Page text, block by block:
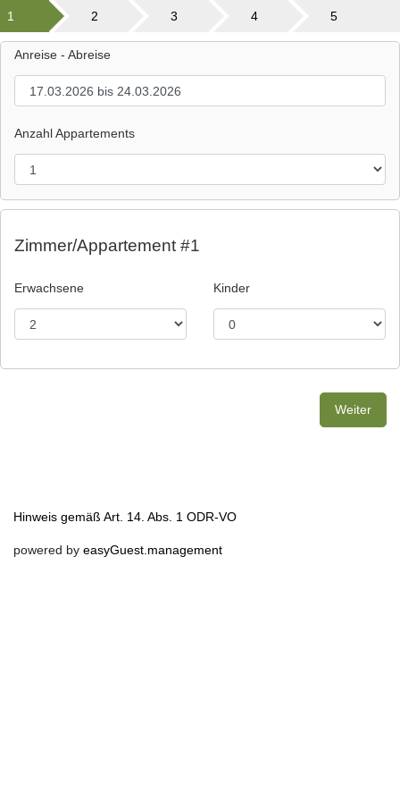
1 2 3 4 5
Anreise - Abreise
Anzahl Appartements
Zimmer/Appartement #1
Erwachsene Kinder
Weiter
Hinweis gemäß Art. 14. Abs. 1 ODR-VO
powered by easyGuest.management